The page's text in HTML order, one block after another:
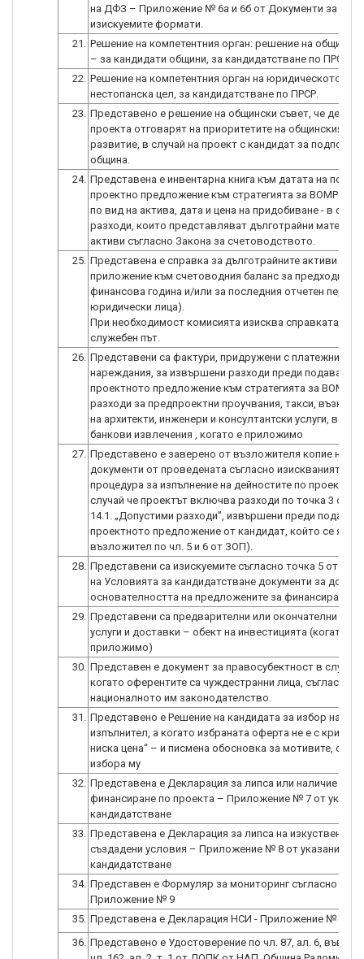
на ДФЗ – Приложение № 6а и 6б от Документи за
изискуемите формати.
21. Решение на компетентния орган: решение на
– за кандидати общини, за кандидатстване по ПРСР.
22. Решение на компетентния орган на юридическото
нестопанска цел, за кандидатстване по ПРСР.
23. Представено е решение на общински съвет, че
проекта отговарят на приоритетите на общинския
развитие, в случай на проект с кандидат за
община.
24. Представена е инвентарна книга към датата на
проектно предложение към стратегията за ВОМР с
по вид на актива, дата и цена на придобиване - в
разходи, които представляват дълготрайни
активи съгласно Закона за счетоводството.
25. Представена е справка за дълготрайните активи -
приложение към счетоводния баланс за предходната
финансова година и/или за последния отчетен
юридически лица).
При необходимост комисията изисква справката от
26. Представени са фактури, придружени с платежни
нареждания, за извършени разходи преди подаване
проектното предложение към стратегията за ВОМР за
разходи за предпроектни проучвания, такси,
на архитекти, инженери и консултантски услуги, ведно
банкови извлечения , когато е приложимо
27. Представено е заверено от възложителя копие на
документи от проведената съгласно изискванията
процедура за изпълнение на дейностите по проекта
случай че проектът включва разходи по точка 3 от
14.1. „Допустими разходи”, извършени преди
проектното предложение от кандидат, който се
възложител по чл. 5 и 6 от ЗОП).
28. Представени са изискуемите съгласно точка 5 от
на Условията за кандидатстване документи за
основателността на предложените за финансиране
29. Представени са предварителни или окончателни
услуги и доставки – обект на инвестицията (когато е
приложимо)
30. Представен е документ за правосубектност в
когато оферентите са чуждестранни лица, съгласно
националното им законодателство.
31. Представено е Решение на кандидата за избор на
изпълнител, а когато избраната оферта не е с
ниска цена“ – и писмена обосновка за мотивите,
избора му
32. Представена е Декларация за липса или наличие на
финансиране по проекта – Приложение № 7 от
кандидатстване
33. Представена е Декларация за липса на изкуствено
създадени условия – Приложение № 8 от указанията
кандидатстване
34. Представен е Формуляр за мониторинг съгласно
Приложение № 9
35. Представена е Декларация НСИ - Приложение № 10
36. Представено е Удостоверение по чл. 87, ал. 6, във